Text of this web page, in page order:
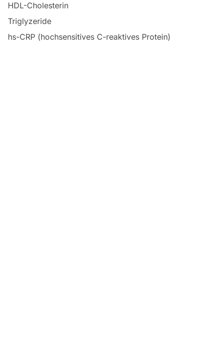
HDL-Cholesterin
Triglyzeride
hs-CRP (hochsensitives C-reaktives Protein)